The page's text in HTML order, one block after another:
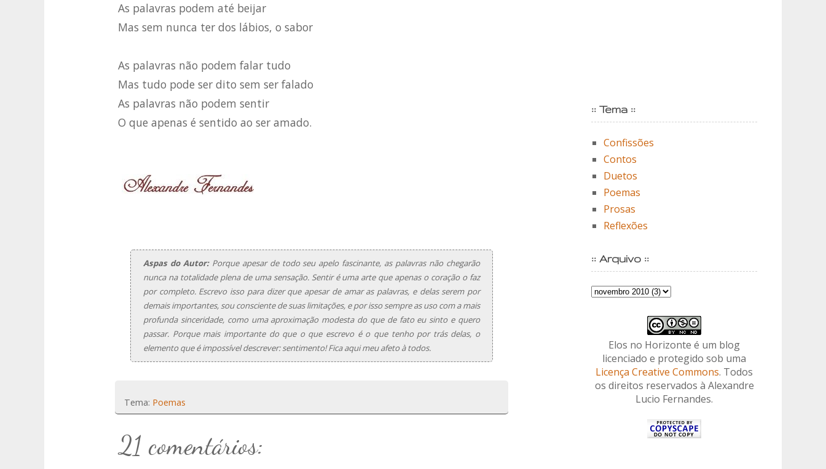
As palavras podem até beijar
Mas sem nunca ter dos lábios, o sabor
As palavras não podem falar tudo
Mas tudo pode ser dito sem ser falado
As palavras não podem sentir
O que apenas é sentido ao ser amado.
Aspas do Autor:Porque apesar de todo seu apelo fascinante, as palavras não chegarão
nunca na totalidade plena de uma sensação. Sentir é uma arte que apenas o coração o faz
por completo. Escrevo isso para dizer que apesar de amar as palavras, e delas serem por
demais importantes, sou consciente de suas limitações, e por isso sempre as uso com a mais
profunda sinceridade, como uma aproximação modesta do que de fato eu sinto e quero
passar. Porque mais importante do que o que escrevo é o que tenho por trás delas, o
elemento que é impossível descrever: sentimento! Fica aqui meu afeto à todos.
Tema: Poemas
21 comentários:
:: Tema ::
Confissões
Contos
Duetos
Poemas
Prosas
Reflexões
:: Arquivo ::
Elos no Horizonte é um blog
licenciado e protegido sob uma
Licença Creative Commons. Todos
os direitos reservados à Alexandre
Lucio Fernandes.